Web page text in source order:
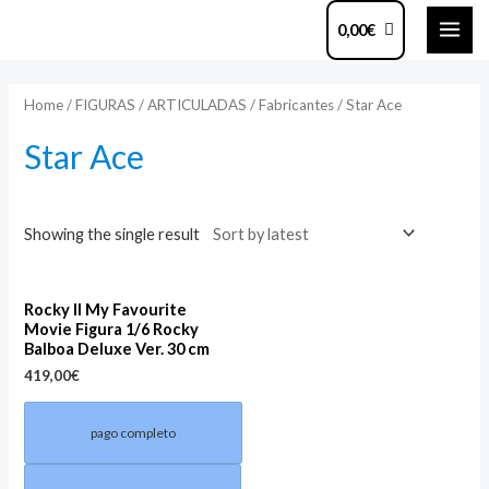
0,00€
Home/FIGURAS /ARTICULADAS /Fabricantes/ Star Ace
Star Ace
Showing the single result
Rocky II My Favourite
Movie Figura 1/6 Rocky
Balboa Deluxe Ver. 30 cm
419,00€
pago completo